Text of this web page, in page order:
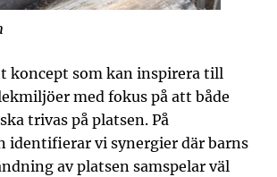
koncept som kan inspirera till
med fokus på att både
trivas på platsen. På
identifierar vi synergier där barns
av platsen samspelar väl